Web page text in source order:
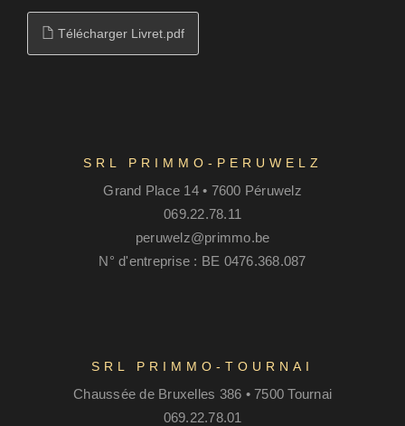
Télécharger Livret.pdf
SRL PRIMMO-PERUWELZ
Grand Place 14 • 7600 Péruwelz
069.22.78.11
peruwelz@primmo.be
N° d'entreprise : BE 0476.368.087
SRL PRIMMO-TOURNAI
Chaussée de Bruxelles 386 • 7500 Tournai
069.22.78.01